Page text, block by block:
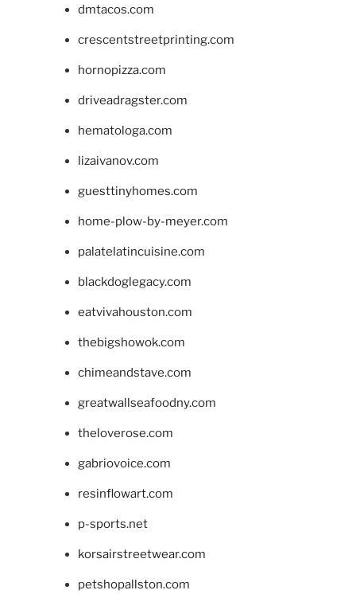
dmtacos.com
crescentstreetprinting.com
hornopizza.com
driveadragster.com
hematologa.com
lizaivanov.com
guesttinyhomes.com
home-plow-by-meyer.com
palatelatincuisine.com
blackdoglegacy.com
eatvivahouston.com
thebigshowok.com
chimeandstave.com
greatwallseafoodny.com
theloverose.com
gabriovoice.com
resinflowart.com
p-sports.net
korsairstreetwear.com
petshopallston.com